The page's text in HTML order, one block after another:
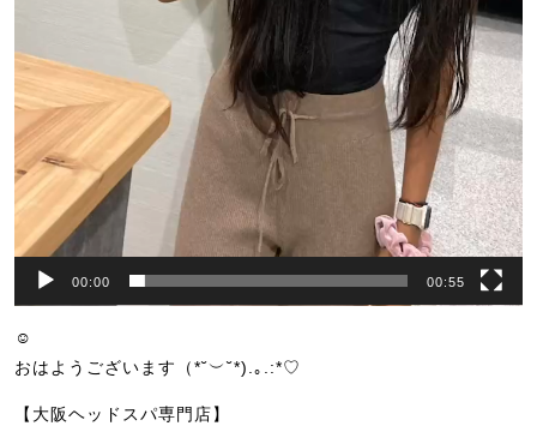
00:00 00:55
☺︎
おはようございます（*˘︶˘*).｡.:*♡
【大阪ヘッドスパ専門店】